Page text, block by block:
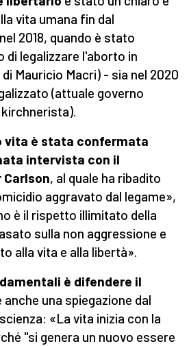
vita umana fin dal
2018, quando è stato
legalizzare l'aborto in
Mauricio Macri) - sia nel 2020
(attuale governo
vita è stata confermata
intervista con il
, al quale ha ribadito
aggravato dal legame»,
è il rispetto illimitato della
sulla non aggressione e
alla vita e alla libertà».
è difendere il
anche una spiegazione dal
«La vita inizia con la
"si genera un nuovo essere